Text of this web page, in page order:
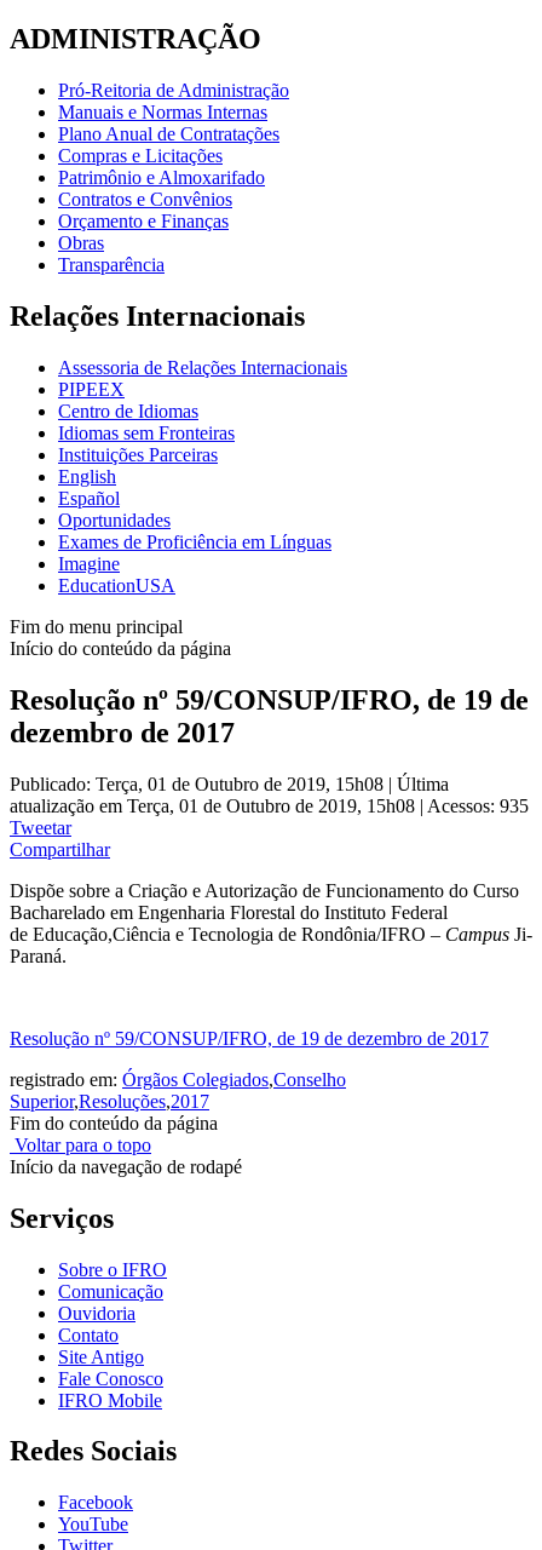
ADMINISTRAÇÃO
Pró-Reitoria de Administração
Manuais e Normas Internas
Plano Anual de Contratações
Compras e Licitações
Patrimônio e Almoxarifado
Contratos e Convênios
Orçamento e Finanças
Obras
Transparência
Relações Internacionais
Assessoria de Relações Internacionais
PIPEEX
Centro de Idiomas
Idiomas sem Fronteiras
Instituições Parceiras
English
Español
Oportunidades
Exames de Proficiência em Línguas
Imagine
EducationUSA
Fim do menu principal
Início do conteúdo da página
Resolução nº 59/CONSUP/IFRO, de 19 de
dezembro de 2017
Publicado: Terça, 01 de Outubro de 2019, 15h08 | Última
atualização em Terça, 01 de Outubro de 2019, 15h08 | Acessos: 935
Tweetar
Compartilhar
Dispõe sobre a Criação e Autorização de Funcionamento do Curso
Bacharelado em Engenharia Florestal do Instituto Federal
de Educação,Ciência e Tecnologia de Rondônia/IFRO – Campus Ji-
Paraná.
Resolução nº 59/CONSUP/IFRO, de 19 de dezembro de 2017
registrado em: Órgãos Colegiados,Conselho
Superior,Resoluções,2017
Fim do conteúdo da página
Voltar para o topo
Início da navegação de rodapé
Serviços
Sobre o IFRO
Comunicação
Ouvidoria
Contato
Site Antigo
Fale Conosco
IFRO Mobile
Redes Sociais
Facebook
YouTube